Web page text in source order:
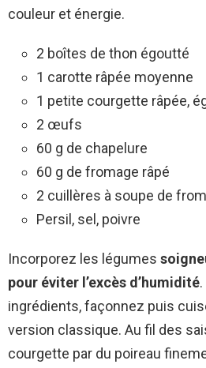
couleur et énergie.
2 boîtes de thon égoutté
1 carotte râpée moyenne
1 petite courgette râpée,
2 œufs
60 g de chapelure
60 g de fromage râpé
2 cuillères à soupe de
Persil, sel, poivre
Incorporez les légumes
pour éviter l’excès d’humidité
ingrédients, façonnez puis
version classique. Au fil des
courgette par du poireau